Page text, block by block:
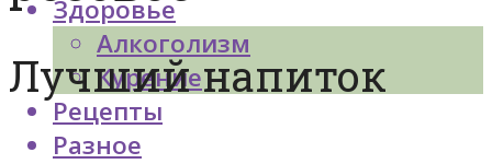
Здоровье
Алкоголизм
Курение
Рецепты
Разное
Лучший напиток